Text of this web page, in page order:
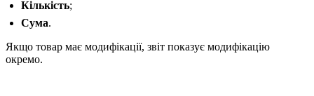
Кількість;
Сума.
Якщо товар має модифікації, звіт показує модифікацію
окремо.